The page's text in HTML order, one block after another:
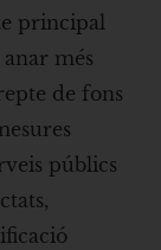
principal
més
de fons
públics